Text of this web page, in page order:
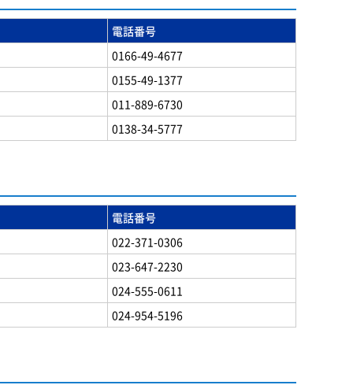
電話番号
0166-49-4677
0155-49-1377
011-889-6730
0138-34-5777
電話番号
022-371-0306
023-647-2230
024-555-0611
024-954-5196